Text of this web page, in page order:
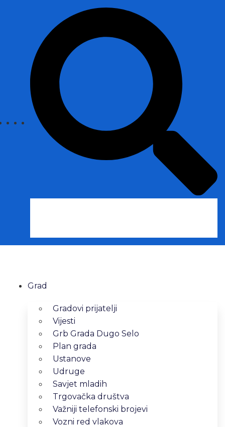
Grad
Gradovi prijatelji
Vijesti
Grb Grada Dugo Selo
Plan grada
Ustanove
Udruge
Savjet mladih
Trgovačka društva
Važniji telefonski brojevi
Vozni red vlakova